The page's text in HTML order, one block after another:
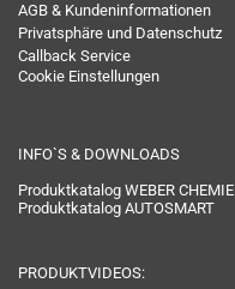
AGB & Kundeninformationen
Privatsphäre und Datenschutz
Callback Service
Cookie Einstellungen
INFO`S & DOWNLOADS
Produktkatalog WEBER CHEMIE
Produktkatalog AUTOSMART
PRODUKTVIDEOS: